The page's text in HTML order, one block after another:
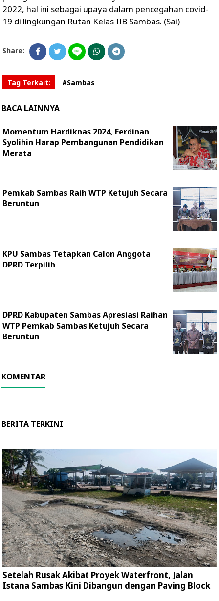
2022, hal ini sebagai upaya dalam pencegahan covid-
19 di lingkungan Rutan Kelas IIB Sambas. (Sai)
Share:
Tag Terkait: #Sambas
BACA LAINNYA
Momentum Hardiknas 2024, Ferdinan
Syolihin Harap Pembangunan Pendidikan
Merata
Pemkab Sambas Raih WTP Ketujuh Secara
Beruntun
KPU Sambas Tetapkan Calon Anggota
DPRD Terpilih
DPRD Kabupaten Sambas Apresiasi Raihan
WTP Pemkab Sambas Ketujuh Secara
Beruntun
KOMENTAR
BERITA TERKINI
Setelah Rusak Akibat Proyek Waterfront, Jalan
Istana Sambas Kini Dibangun dengan Paving Block